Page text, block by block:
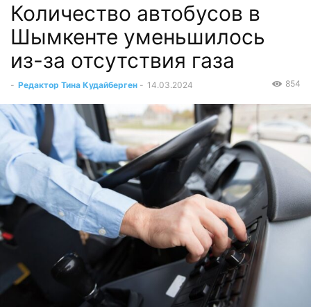
Количество автобусов в
Шымкенте уменьшилось
из-за отсутствия газа
- Редактор Тина Кудайберген - 14.03.2024 854